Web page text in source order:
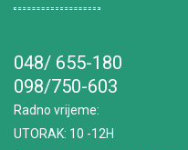
048/ 655-180
098/750-603
Radno vrijeme:
UTORAK: 10 -12H